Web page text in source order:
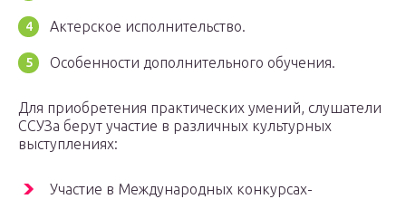
Актерское исполнительство.
Особенности дополнительного обучения.
Для приобретения практических умений, слушатели
ССУЗа берут участие в различных культурных
выступлениях:
Участие в Международных конкурсах-